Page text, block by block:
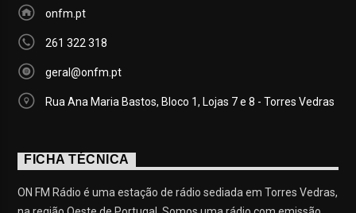
onfm.pt
261 322 318
geral@onfm.pt
Rua Ana Maria Bastos, Bloco 1, Lojas 7 e 8 - Torres Vedras
FICHA TÉCNICA
ON FM Rádio é uma estação de rádio sediada em Torres Vedras,